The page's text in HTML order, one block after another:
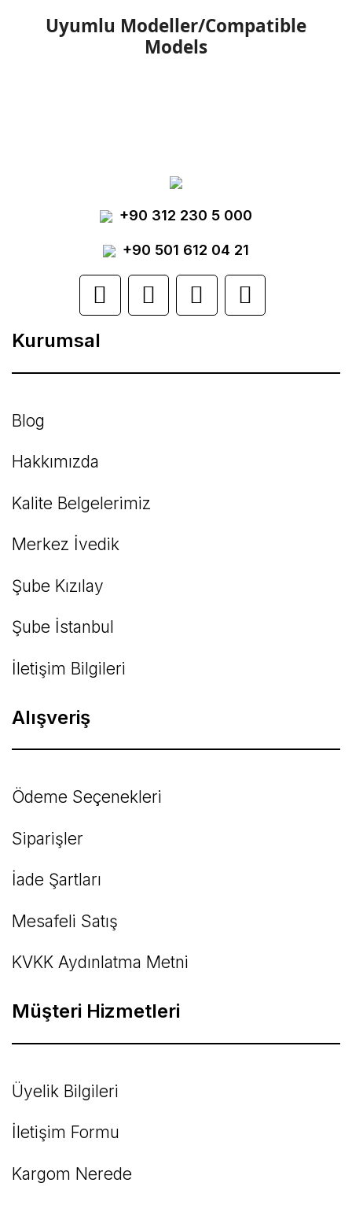
Uyumlu Modeller/Compatible
Models
Yorum Yaz
Ürün resmi kalitesiz, bozuk veya
görüntülenemiyor.
Ürün açıklamasında eksik bilgiler bulunuyor.
Ürün bilgilerinde hatalar bulunuyor.
Ürün fiyatı diğer sitelerden daha pahalı.
Bu ürüne benzer farklı alternatifler olmalı.
+90 312 230 5 000
+90 501 612 04 21
Kurumsal
Blog
Hakkımızda
Kalite Belgelerimiz
Merkez İvedik
Şube Kızılay
Şube İstanbul
İletişim Bilgileri
Alışveriş
Ödeme Seçenekleri
Siparişler
İade Şartları
Mesafeli Satış
KVKK Aydınlatma Metni
Müşteri Hizmetleri
Üyelik Bilgileri
İletişim Formu
Kargom Nerede